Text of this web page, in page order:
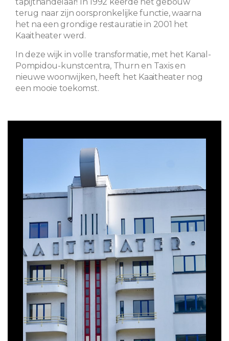
terug naar zijn oorspronkelijke functie, waarna
het na een grondige restauratie in 2001 het
Kaaitheater werd.
In deze wijk in volle transformatie, met het Kanal-
Pompidou-kunstcentra, Thurn en Taxis en
nieuwe woonwijken, heeft het Kaaitheater nog
een mooie toekomst.